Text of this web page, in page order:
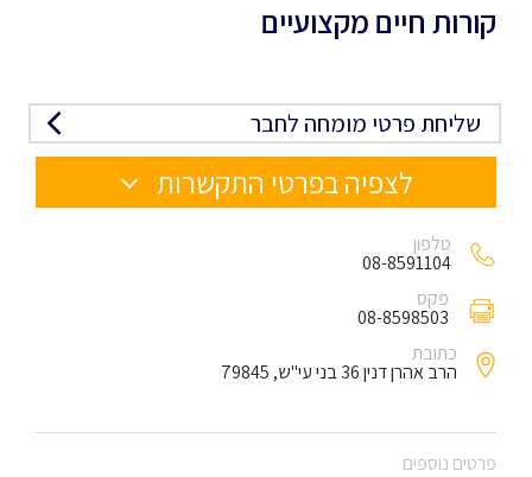
קורות חיים מקצועיים
שליחת פרטי מומחה לחבר
לצפיה בפרטי התקשרות
טלפון
08-8591104
פקס
08-8598503
כתובת
הרב אהרן דנין 36 בני עי"ש, 79845
פרטים נוספים